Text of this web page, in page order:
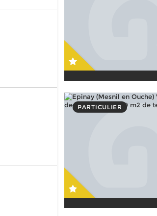
PARTICULIER